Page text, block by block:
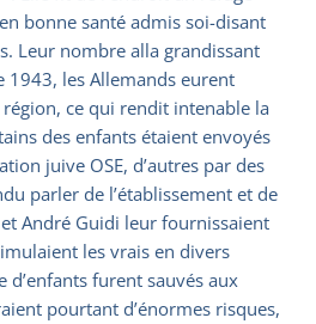
bonne santé admis soi-disant
Leur nombre alla grandissant
1943, les Allemands eurent
ce qui rendit intenable la
des enfants étaient envoyés
juive OSE, d’autres par des
parler de l’établissement et de
André Guidi leur fournissaient
les vrais en divers
furent sauvés aux
pourtant d’énormes risques,